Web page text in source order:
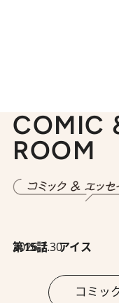
COMIC
ROOM
2026.7.30
第15話 アイス
コミッ